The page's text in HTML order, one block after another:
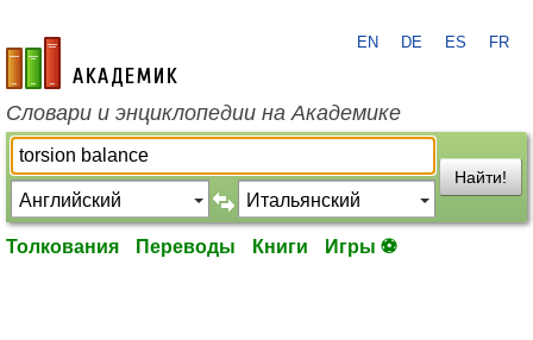
academic.ru
EN DE ES FR
Словари и энциклопедии на Академике
Найти!
Толкования Переводы Книги Игры ⚽